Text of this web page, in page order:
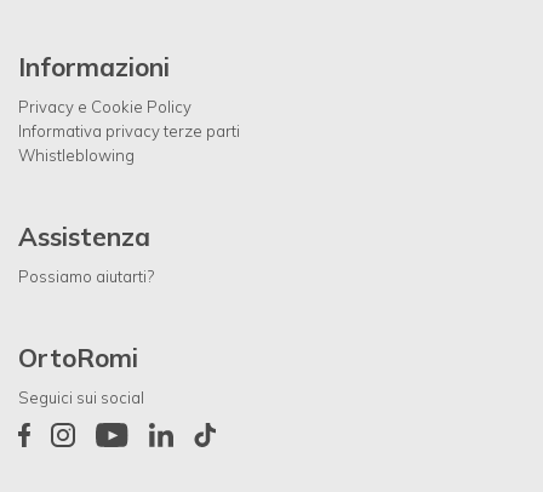
Informazioni
Privacy e Cookie Policy
Informativa privacy terze parti
Whistleblowing
Assistenza
Possiamo aiutarti?
OrtoRomi
Seguici sui social